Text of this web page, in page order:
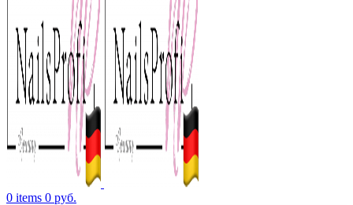
0 items 0 руб.